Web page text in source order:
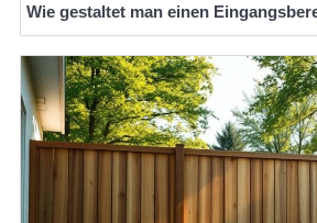
Wie gestaltet man einen